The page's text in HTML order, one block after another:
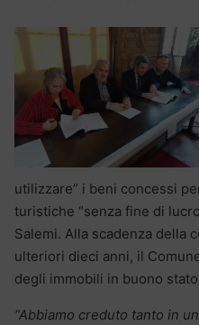
utilizzare” i beni concessi
turistiche “senza fine di
Salemi. Alla scadenza della
ulteriori dieci anni, il
degli immobili in buono
“Abbiamo creduto tanto in